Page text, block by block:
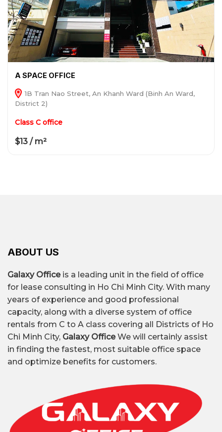
A SPACE OFFICE
1B Tran Nao Street, An Khanh Ward (Binh An Ward,
District 2)
Class C office
$13 / m²
ABOUT US
Galaxy Officeis a leading unit in the field of office
for lease consulting in Ho Chi Minh City. With many
years of experience and good professional
capacity, along with a diverse system of office
rentals from C to A class covering all Districts of Ho
Chi Minh City, Galaxy OfficeWe will certainly assist
in finding the fastest, most suitable office space
and optimize benefits for customers.